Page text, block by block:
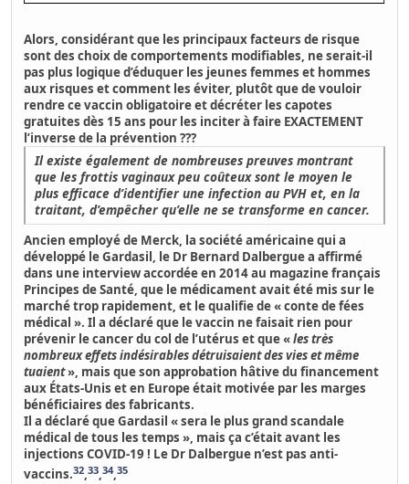
Alors, considérant que les principaux facteurs de risque
sont des choix de comportements modifiables, ne serait-il
pas plus logique d’éduquer les jeunes femmes et hommes
aux risques et comment les éviter, plutôt que de vouloir
rendre ce vaccin obligatoire et décréter les capotes
gratuites dès 15 ans pour les inciter à faire EXACTEMENT
l’inverse de la prévention ???
Il existe également de nombreuses preuves montrant
que les frottis vaginaux peu coûteux sont le moyen le
plus efficace d’identifier une infection au PVH et, en la
traitant, d’empêcher qu’elle ne se transforme en cancer.
Ancien employé de Merck, la société américaine qui a
développé le Gardasil, le Dr Bernard Dalbergue a affirmé
dans une interview accordée en 2014 au magazine français
Principes de Santé, que le médicament avait été mis sur le
marché trop rapidement, et le qualifie de « conte de fées
médical ».Il a déclaré que le vaccin ne faisait rien pour
prévenir le cancer du col de l’utérus et que «les très
nombreux effets indésirables détruisaient des vies et même
tuaient», mais que son approbation hâtive du financement
aux États-Unis et en Europe était motivée par les marges
bénéficiaires des fabricants.
Il a déclaré que Gardasil « sera le plus grand scandale
médical de tous les temps », mais ça c’était avant les
injections COVID-19 ! Le Dr Dalbergue n’est pas anti-
vaccins.32,33,34,35